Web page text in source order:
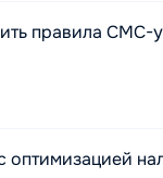
правила СМС-
оптимизацией